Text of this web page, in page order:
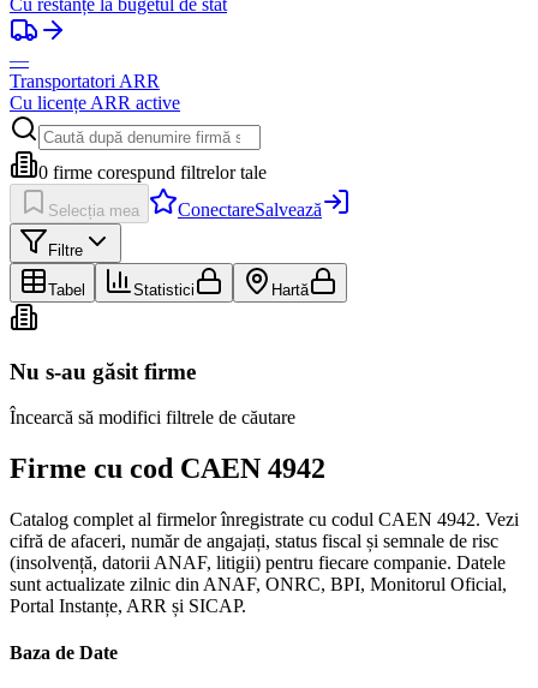
—
Transportatori ARR
Cu licențe ARR active
0 firme corespund filtrelor tale
Selecția mea ConectareSalvează
Filtre
Tabel Statistici Hartă
Nu s-au găsit firme
Încearcă să modifici filtrele de căutare
Firme cu cod CAEN 4942
Catalog complet al firmelor înregistrate cu codul CAEN 4942. Vezi
cifră de afaceri, număr de angajați, status fiscal și semnale de risc
(insolvență, datorii ANAF, litigii) pentru fiecare companie. Datele
sunt actualizate zilnic din ANAF, ONRC, BPI, Monitorul Oficial,
Portal Instanțe, ARR și SICAP.
Baza de Date